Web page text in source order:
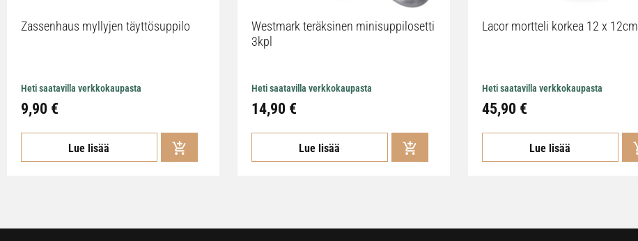
Zassenhaus myllyjen täyttösuppilo
Heti saatavilla verkkokaupasta
9,90 €
Lue lisää
Westmark teräksinen minisuppilosetti
3kpl
Heti saatavilla verkkokaupasta
14,90 €
Lue lisää
Lacor mortteli korkea 12 x 12cm
Heti saatavilla verkkokaupasta
45,90 €
Lue lisää